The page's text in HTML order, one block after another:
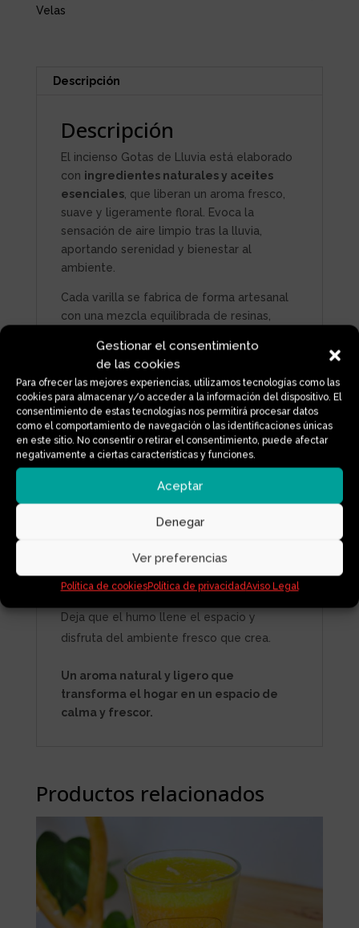
Gestionar el consentimiento
de las cookies
Para ofrecer las mejores experiencias, utilizamos tecnologías como las
cookies para almacenar y/o acceder a la información del dispositivo. El
consentimiento de estas tecnologías nos permitirá procesar datos
como el comportamiento de navegación o las identificaciones únicas
en este sitio. No consentir o retirar el consentimiento, puede afectar
negativamente a ciertas características y funciones.
Aceptar
Denegar
Ver preferencias
Política de cookiesPolítica de privacidadAviso Legal
Velas
Descripción
Descripción
El incienso Gotas de Lluvia está elaborado
con ingredientes naturales y aceites
esenciales, que liberan un aroma fresco,
suave y ligeramente floral. Evoca la
sensación de aire limpio tras la lluvia,
aportando serenidad y bienestar al
ambiente.
Cada varilla se fabrica de forma artesanal
con una mezcla equilibrada de resinas,
combustión limpia y duradera, sin
fragancias sintéticas ni productos químicos
añadidos.
Modo de uso:
Coloca una varilla en un porta incienso o
soporte resistente al calor.
apaga la llama para que empiece a
desprender aroma.
Deja que el humo llene el espacio y
disfruta del ambiente fresco que crea.
Un aroma natural y ligero que
transforma el hogar en un espacio de
calma y frescor.
Productos relacionados